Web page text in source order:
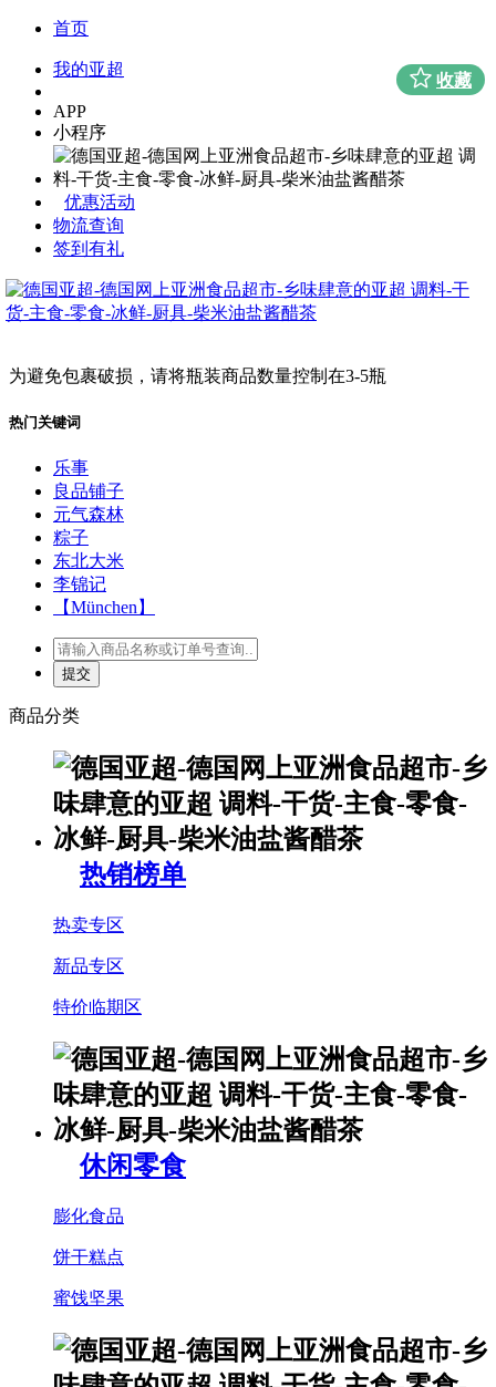
首页
我的亚超
APP
小程序
优惠活动
物流查询
签到有礼
为避免包裹破损，请将瓶装商品数量控制在3-5瓶
热门关键词
乐事
良品铺子
元气森林
粽子
东北大米
李锦记
【München】
商品分类
热销榜单
热卖专区
新品专区
特价临期区
休闲零食
膨化食品
饼干糕点
蜜饯坚果
收藏